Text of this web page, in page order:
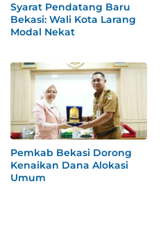
Syarat Pendatang Baru
Bekasi: Wali Kota Larang
Modal Nekat
Pemkab Bekasi Dorong
Kenaikan Dana Alokasi
Umum